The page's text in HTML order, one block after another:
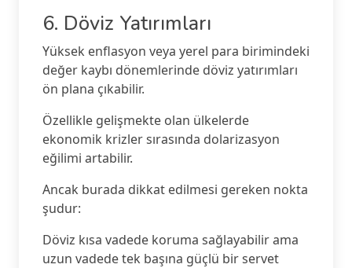
6. Döviz Yatırımları
Yüksek enflasyon veya yerel para birimindeki
değer kaybı dönemlerinde döviz yatırımları
ön plana çıkabilir.
Özellikle gelişmekte olan ülkelerde
ekonomik krizler sırasında dolarizasyon
eğilimi artabilir.
Ancak burada dikkat edilmesi gereken nokta
şudur:
Döviz kısa vadede koruma sağlayabilir ama
uzun vadede tek başına güçlü bir servet